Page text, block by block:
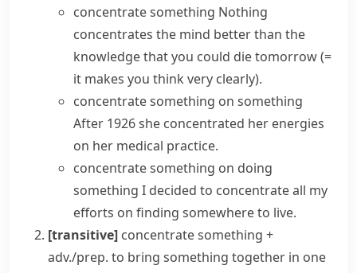
concentrate something Nothing
concentrates the mind better than the
knowledge that you could die tomorrow(=
it makes you think very clearly).
concentrate something on something
After 1926 she concentrated her energies
on her medical practice.
concentrate something on doing
something I decided to concentrateall my
efforts on finding somewhere to live.
[transitive] concentrate something +
adv./prep. to bring something together in one